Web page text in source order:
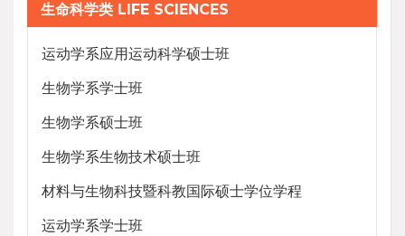
生命科学类 LIFE SCIENCES
运动学系应用运动科学硕士班
生物学系学士班
生物学系硕士班
生物学系生物技术硕士班
材料与生物科技暨科教国际硕士学位学程
运动学系学士班